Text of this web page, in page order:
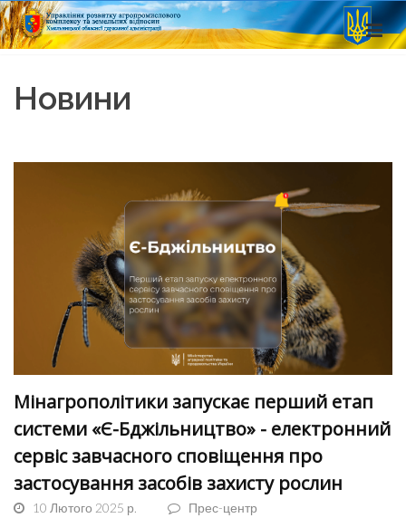
Новини
Мінагрополітики запускає перший етап
системи «Є-Бджільництво» - електронний
сервіс завчасного сповіщення про
застосування засобів захисту рослин
10 Лютого 2025 р.
Прес-центр